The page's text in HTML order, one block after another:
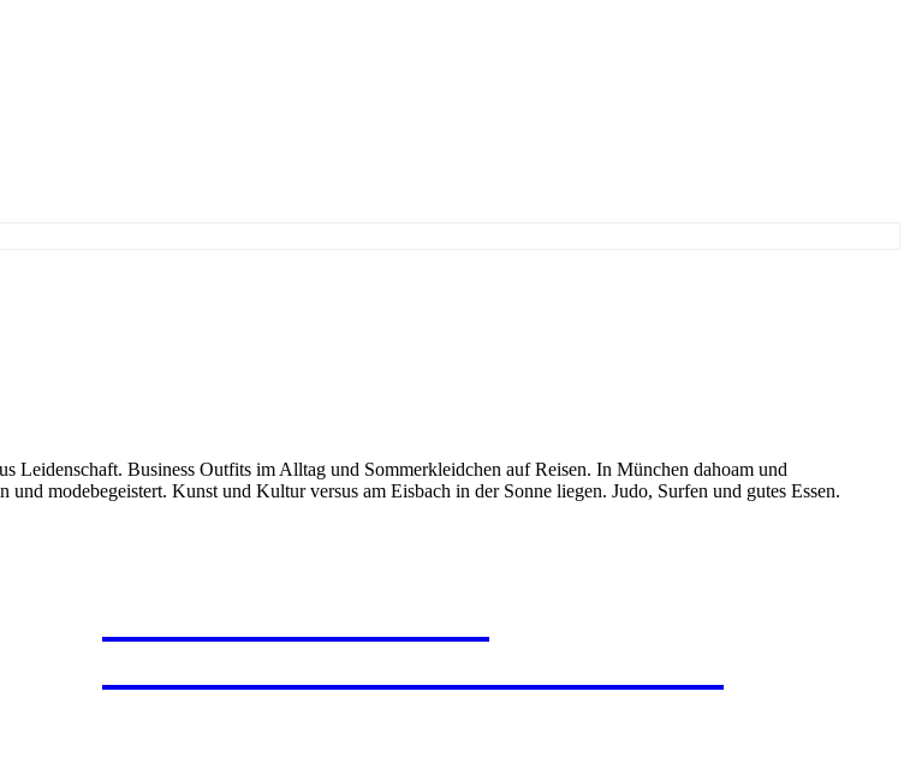
FUERTEVENTURA
MARRAKESCH
Business Outfits im Alltag und Sommerkleidchen auf Reisen. In München dahoam und
modebegeistert. Kunst und Kultur versus am Eisbach in der Sonne liegen. Judo, Surfen und gutes Essen.